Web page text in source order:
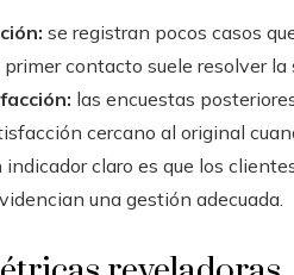
se registran pocos casos
contacto suele resolver la
las encuestas
cercano al original
indicador claro es que los
una gestión adecuada.